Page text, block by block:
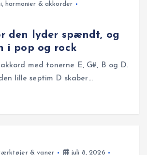
harmonier & akkorder
den lyder spændt, og
i pop og rock
med tonerne E, G#, B og D.
lille septim D skaber…
& vaner
juli 8, 2026